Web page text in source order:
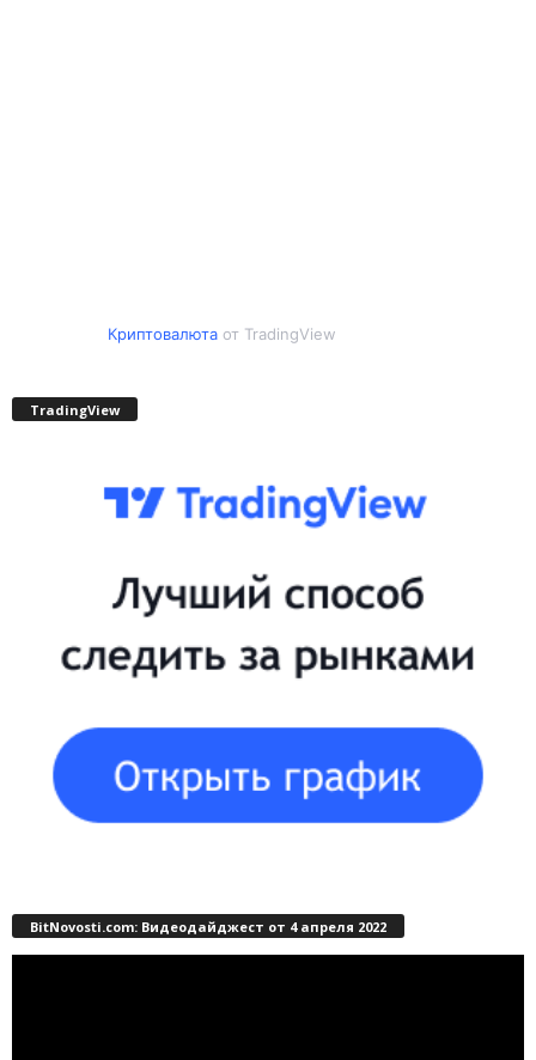
Криптовалютаот TradingView
TradingView
BitNovosti.com: Видеодайджест от 4 апреля 2022